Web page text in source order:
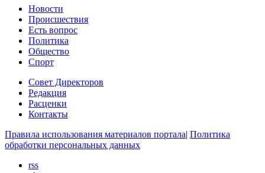
Новости
Происшествия
Есть вопрос
Политика
Общество
Спорт
Совет Директоров
Редакция
Расценки
Контакты
Правила использования материалов портала| Политика
обработки персональных данных
rss